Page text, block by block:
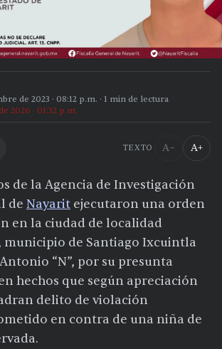
de 2023 · 08:12 p.m. · 1 min de lectura
2026 · 01:32 p.m.
TEXTO A− A+
de la Agencia de Investigación
de Nayarit ejecutaron una orden
en la ciudad de localidad
municipio de Santiago Ixcuintla
“N”, por su presunta
hechos que según apreciación
delito de violación
en contra de una niña de